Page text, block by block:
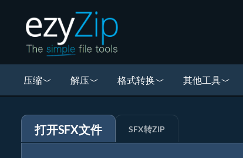
压缩 解压 格式转换 其他工具
打开SFX文件 SFX转ZIP